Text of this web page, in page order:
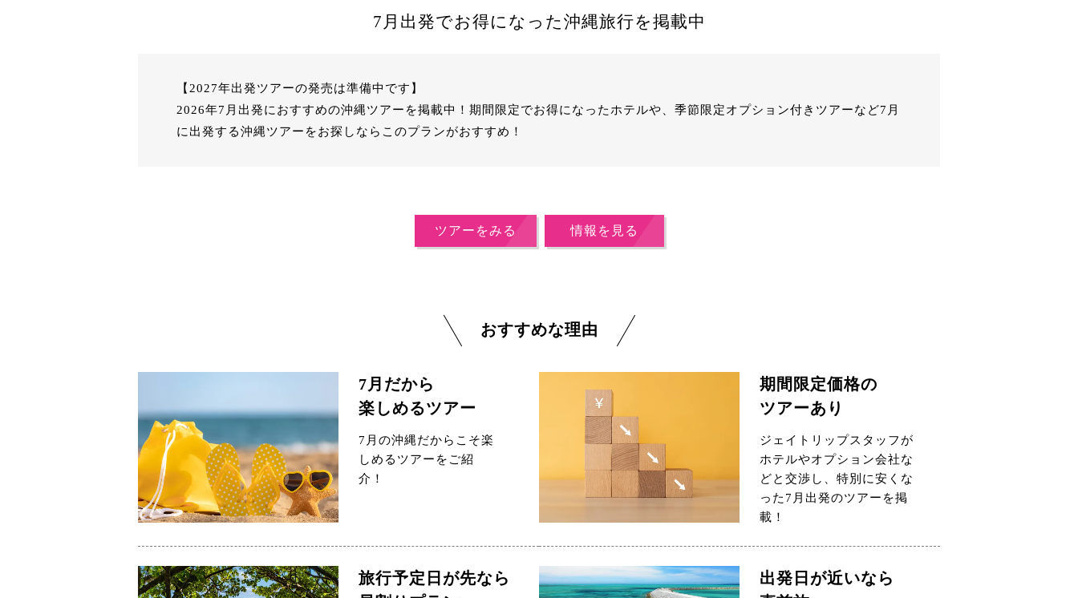
7月出発でお得になった沖縄旅行を掲載中
【2027年出発ツアーの発売は準備中です】
2026年7月出発におすすめの沖縄ツアーを掲載中！期間限定でお得になったホテルや、季節限定オプション付きツアーなど7月
に出発する沖縄ツアーをお探しならこのプランがおすすめ！
ツアーをみる 情報を見る
おすすめな理由
7月だから
楽しめるツアー
7月の沖縄だからこそ楽
しめるツアーをご紹
介！
期間限定価格の
ツアーあり
ジェイトリップスタッフが
ホテルやオプション会社な
どと交渉し、特別に安くな
った7月出発のツアーを掲
載！
旅行予定日が先なら
出発日が近いなら